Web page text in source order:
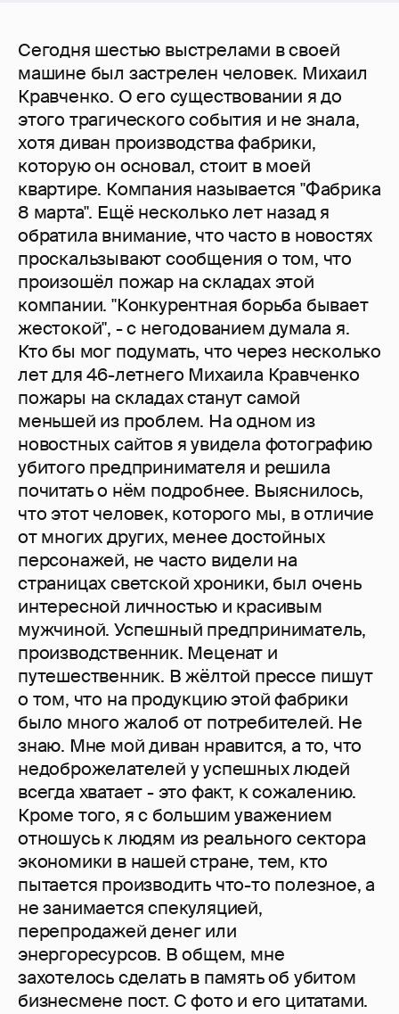
Сегодня шестью выстрелами в своей
машине был застрелен человек. Михаил
Кравченко. О его существовании я до
этого трагического события и не знала,
хотя диван производства фабрики,
которую он основал, стоит в моей
квартире. Компания называется "Фабрика
8 марта". Ещё несколько лет назад я
обратила внимание, что часто в новостях
проскальзывают сообщения о том, что
произошёл пожар на складах этой
компании. "Конкурентная борьба бывает
жестокой", - с негодованием думала я.
Кто бы мог подумать, что через несколько
лет для 46-летнего Михаила Кравченко
пожары на складах станут самой
меньшей из проблем. На одном из
новостных сайтов я увидела фотографию
убитого предпринимателя и решила
почитать о нём подробнее. Выяснилось,
что этот человек, которого мы, в отличие
от многих других, менее достойных
персонажей, не часто видели на
страницах светской хроники, был очень
интересной личностью и красивым
мужчиной. Успешный предприниматель,
производственник. Меценат и
путешественник. В жёлтой прессе пишут
о том, что на продукцию этой фабрики
было много жалоб от потребителей. Не
знаю. Мне мой диван нравится, а то, что
недоброжелателей у успешных людей
всегда хватает - это факт, к сожалению.
Кроме того, я с большим уважением
отношусь к людям из реального сектора
экономики в нашей стране, тем, кто
пытается производить что-то полезное, а
не занимается спекуляцией,
перепродажей денег или
энергоресурсов. В общем, мне
захотелось сделать в память об убитом
бизнесмене пост. С фото и его цитатами.